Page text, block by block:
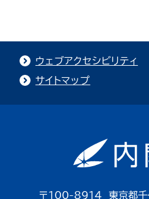
ウェブアクセシビリティ
サイトマップ
〒100-8914 東京都千